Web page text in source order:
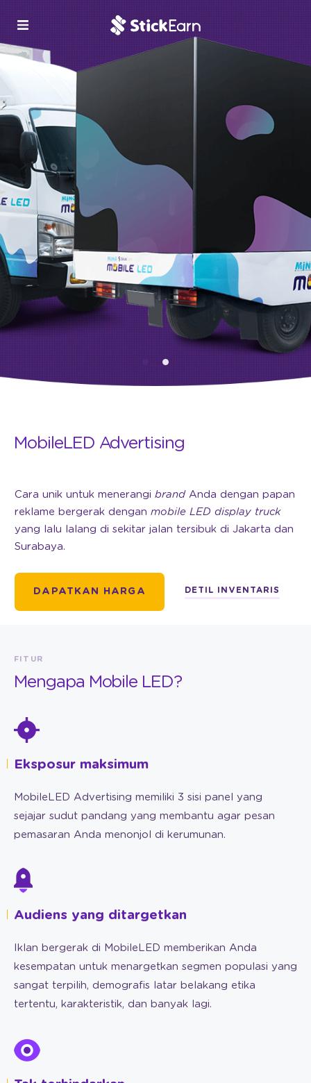
MobileLED Advertising
Cara unik untuk menerangi brand Anda dengan papan
reklame bergerak dengan mobile LED display truck
yang lalu lalang di sekitar jalan tersibuk di Jakarta dan
Surabaya.
DAPATKAN HARGA DETIL INVENTARIS
FITUR
Mengapa Mobile LED?
Eksposur maksimum
MobileLED Advertising memiliki 3 sisi panel yang
sejajar sudut pandang yang membantu agar pesan
pemasaran Anda menonjol di kerumunan.
Audiens yang ditargetkan
Iklan bergerak di MobileLED memberikan Anda
kesempatan untuk menargetkan segmen populasi yang
sangat terpilih, demografis latar belakang etika
tertentu, karakteristik, dan banyak lagi.